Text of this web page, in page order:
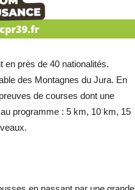
en près de 40 nationalités.
des Montagnes du Jura. En
de courses dont une
programme : 5 km, 10 km, 15